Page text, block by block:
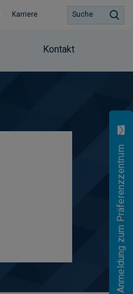
Karriere
Kontakt
Suche
Anmeldung zum Präferenzzentrum